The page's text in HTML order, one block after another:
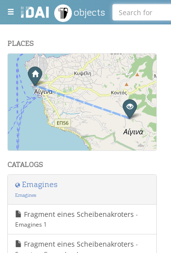
objects
PLACES
+
−
| Maps and Data © OpenStreetMap .
CATALOGS
Emagines
Emagines
Fragment eines Scheibenakroters -
Emagines 1
Fragment eines Scheibenakroters -